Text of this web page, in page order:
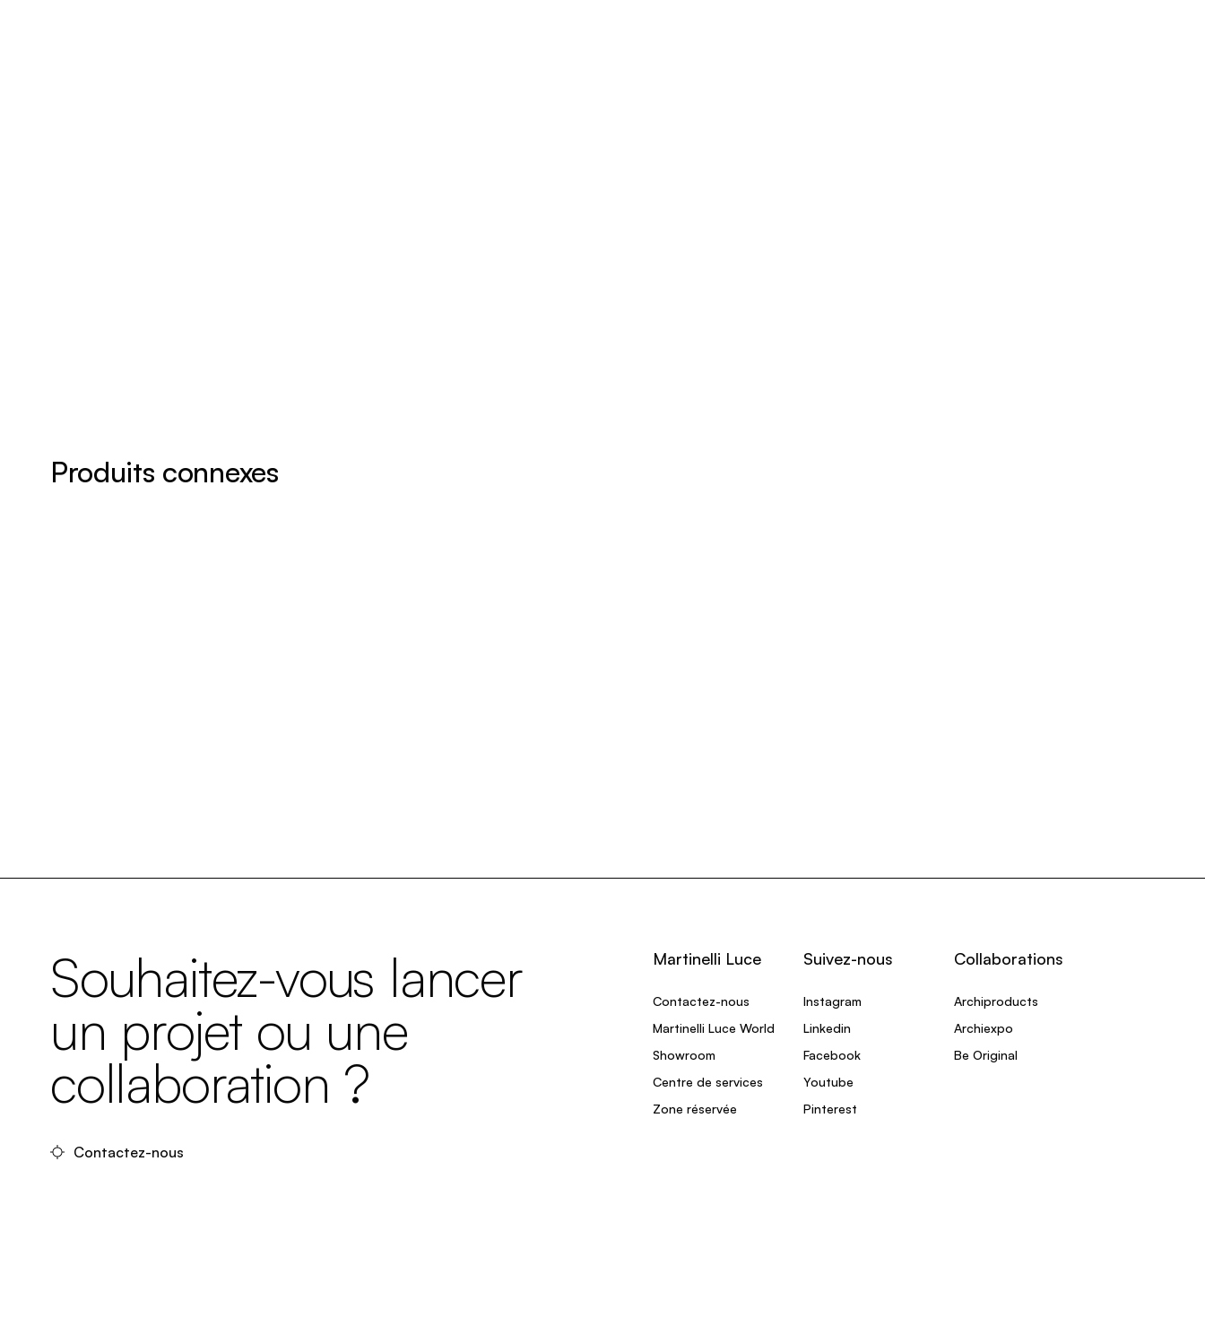
Produits connexes
Souhaitez-vous lancer
un projet ou une
collaboration ?
Contactez-nous
Martinelli Luce
Contactez-nous
Martinelli Luce World
Showroom
Centre de services
Zone réservée
Suivez-nous
Instagram
Linkedin
Facebook
Youtube
Pinterest
Collaborations
Archiproducts
Archiexpo
Be Original